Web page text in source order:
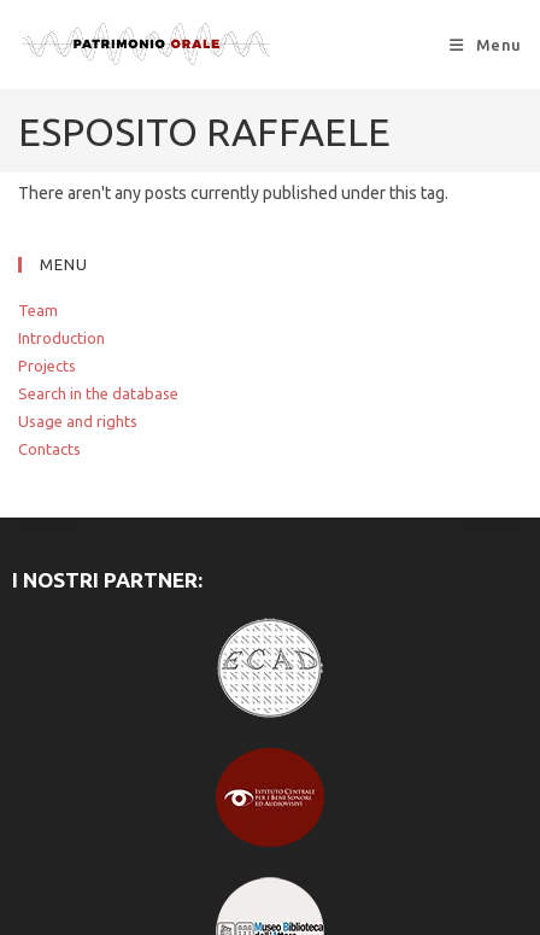
Menu
ESPOSITO RAFFAELE
There aren't any posts currently published under this tag.
MENU
Team
Introduction
Projects
Search in the database
Usage and rights
Contacts
I NOSTRI PARTNER: